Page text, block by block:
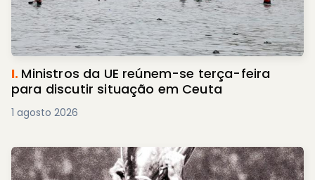
I. Ministros da UE reúnem-se terça-feira
para discutir situação em Ceuta
1 agosto 2026